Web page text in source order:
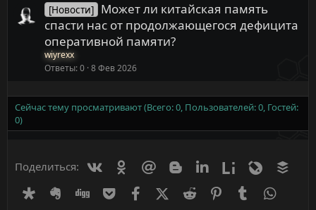
[Новости] Может ли китайская память
спасти нас от продолжающегося дефицита
оперативной памяти?
wiyrexx
Ответы 0 8 Фев 2026
Сейчас тему просматривают (Всего: 0, Пользователей: 0, Гостей:
0)
Поделиться: ВконтактеОдноклассники
Mail.ru BloggerLinkedinLiveinternet
Livejournal
DiasporaEvernoteDigg GetpocketFacebookX (Twitter)
Reddit PinterestTumblr